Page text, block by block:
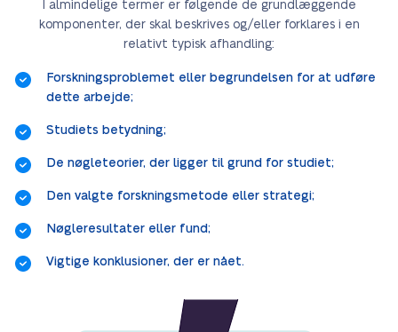
I almindelige termer er følgende de grundlæggende
komponenter, der skal beskrives og/eller forklares i en
relativt typisk afhandling:
Forskningsproblemet eller begrundelsen for at udføre
dette arbejde;
Studiets betydning;
De nøgleteorier, der ligger til grund for studiet;
Den valgte forskningsmetode eller strategi;
Nøgleresultater eller fund;
Vigtige konklusioner, der er nået.